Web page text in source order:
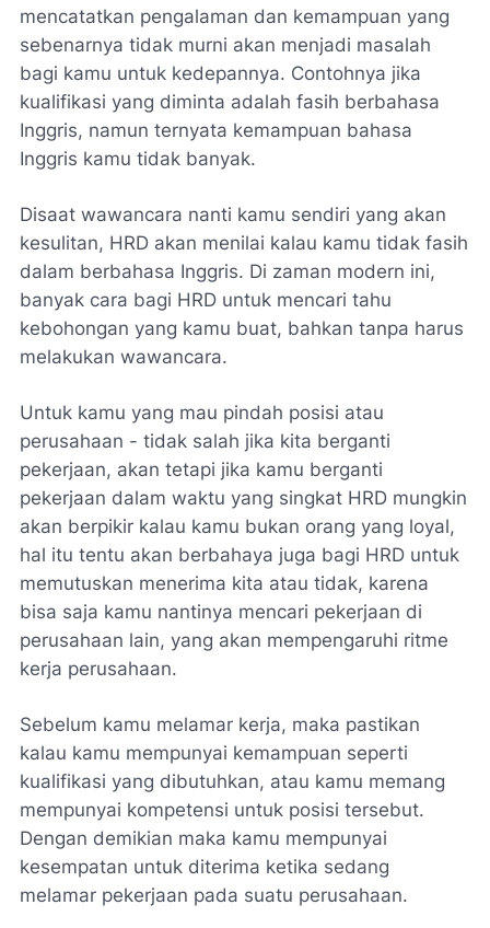
mencatatkan pengalaman dan kemampuan yang
sebenarnya tidak murni akan menjadi masalah
bagi kamu untuk kedepannya. Contohnya jika
kualifikasi yang diminta adalah fasih berbahasa
Inggris, namun ternyata kemampuan bahasa
Inggris kamu tidak banyak.
Disaat wawancara nanti kamu sendiri yang akan
kesulitan, HRD akan menilai kalau kamu tidak fasih
dalam berbahasa Inggris. Di zaman modern ini,
banyak cara bagi HRD untuk mencari tahu
kebohongan yang kamu buat, bahkan tanpa harus
melakukan wawancara.
Untuk kamu yang mau pindah posisi atau
perusahaan - tidak salah jika kita berganti
pekerjaan, akan tetapi jika kamu berganti
pekerjaan dalam waktu yang singkat HRD mungkin
akan berpikir kalau kamu bukan orang yang loyal,
hal itu tentu akan berbahaya juga bagi HRD untuk
memutuskan menerima kita atau tidak, karena
bisa saja kamu nantinya mencari pekerjaan di
perusahaan lain, yang akan mempengaruhi ritme
kerja perusahaan.
Sebelum kamu melamar kerja, maka pastikan
kalau kamu mempunyai kemampuan seperti
kualifikasi yang dibutuhkan, atau kamu memang
mempunyai kompetensi untuk posisi tersebut.
Dengan demikian maka kamu mempunyai
kesempatan untuk diterima ketika sedang
melamar pekerjaan pada suatu perusahaan.